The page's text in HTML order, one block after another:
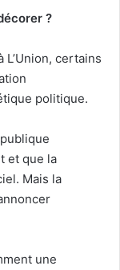
?
certains
politique.
et que la
Mais la
une